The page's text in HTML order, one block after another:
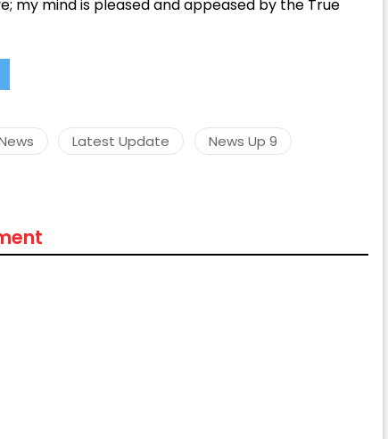
my mind is pleased and appeased by the True
Latest Update News Up 9